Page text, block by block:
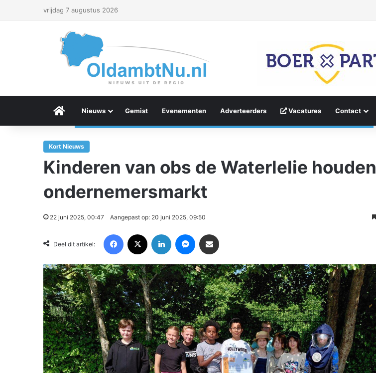
vrijdag 7 augustus 2026
Menu Item
Nieuws Gemist Evenementen Adverteerders Vacatures Contact
Kort Nieuws
Kinderen van obs de Waterlelie houden
ondernemersmarkt
22 juni 2025, 00:47 Aangepast op: 20 juni 2025, 09:50
Deel dit artikel: